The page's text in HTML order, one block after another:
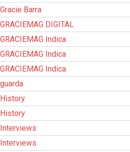
Gracie Barra
GRACIEMAG DIGITAL
GRACIEMAG Indica
GRACIEMAG Indica
GRACIEMAG Indica
guarda
History
History
Interviews
Interviews